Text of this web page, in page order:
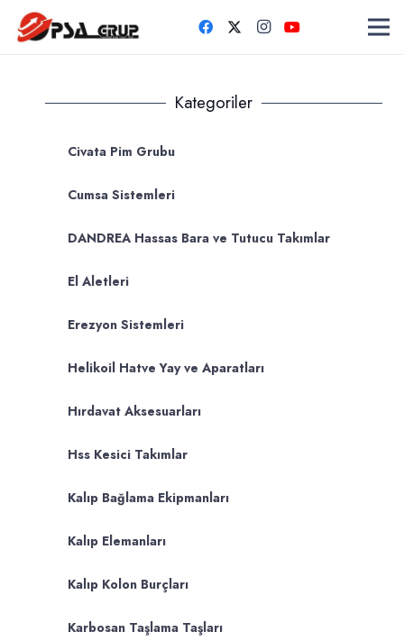
Kategoriler
Civata Pim Grubu
Cumsa Sistemleri
DANDREA Hassas Bara ve Tutucu Takımlar
El Aletleri
Erezyon Sistemleri
Helikoil Hatve Yay ve Aparatları
Hırdavat Aksesuarları
Hss Kesici Takımlar
Kalıp Bağlama Ekipmanları
Kalıp Elemanları
Kalıp Kolon Burçları
Karbosan Taşlama Taşları